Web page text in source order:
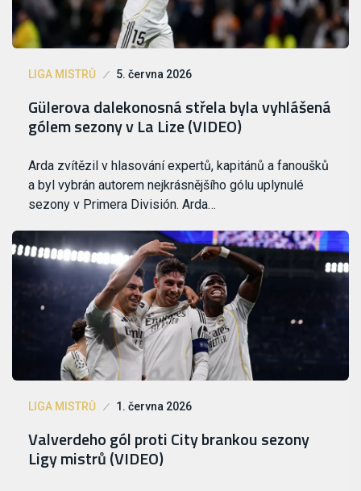
LIGA MISTRŮ 5. června 2026
Gülerova dalekonosná střela byla vyhlášená
gólem sezony v La Lize (VIDEO)
Arda zvítězil v hlasování expertů, kapitánů a fanoušků
a byl vybrán autorem nejkrásnějšího gólu uplynulé
sezony v Primera División. Arda…
LIGA MISTRŮ 1. června 2026
Valverdeho gól proti City brankou sezony
Ligy mistrů (VIDEO)